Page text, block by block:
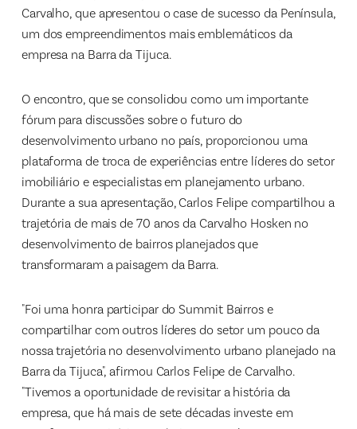
Carvalho, que apresentou o case de sucesso da Península,
um dos empreendimentos mais emblemáticos da
empresa na Barra da Tijuca.
O encontro, que se consolidou como um importante
fórum para discussões sobre o futuro do
desenvolvimento urbano no país, proporcionou uma
plataforma de troca de experiências entre líderes do setor
imobiliário e especialistas em planejamento urbano.
Durante a sua apresentação, Carlos Felipe compartilhou a
trajetória de mais de 70 anos da Carvalho Hosken no
desenvolvimento de bairros planejados que
transformaram a paisagem da Barra.
"Foi uma honra participar do Summit Bairros e
compartilhar com outros líderes do setor um pouco da
nossa trajetória no desenvolvimento urbano planejado na
Barra da Tijuca", afirmou Carlos Felipe de Carvalho.
"Tivemos a oportunidade de revisitar a história da
empresa, que há mais de sete décadas investe em